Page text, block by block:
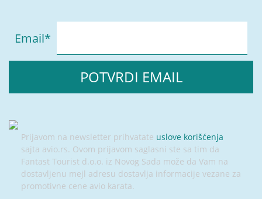
Email*
Prijavom na newsletter prihvatate uslove korišćenja
sajta avio.rs. Ovom prijavom saglasni ste sa tim da
Fantast Tourist d.o.o. iz Novog Sada može da Vam na
dostavljenu mejl adresu dostavlja informacije vezane za
promotivne cene avio karata.